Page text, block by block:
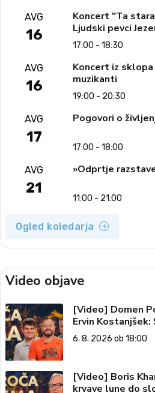
AVG
16
Koncert "Ta
Ljudski pevci
17:00 - 18:30
AVG
16
Koncert iz
muzikanti
19:00 - 20:30
AVG
17
Pogovori o
17:00 - 18:00
AVG
21
»Odprtje
11:00 - 21:00
Ogled koledarja
Video objave
[Video] Domen
Ervin Kostanjšek:
tema, 6. 8. 2026)
6. 8. 2026 ob 18:00
[Video] Boris
krvave lune do